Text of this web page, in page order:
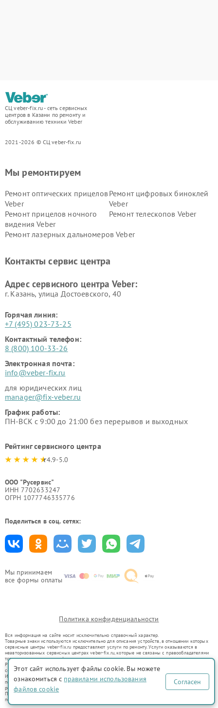
СЦ veber-fix.ru - сеть сервисных
центров в Казани по ремонту и
обслуживанию техники Veber
2021-2026 © СЦ veber-fix.ru
Мы принимаем
все формы оплаты
Мы ремонтируем
Ремонт оптических прицелов
Veber
Ремонт цифровых биноклей
Veber
Ремонт прицелов ночного
видения Veber
Ремонт телескопов Veber
Ремонт лазерных дальномеров Veber
Контакты сервис центра
Адрес сервисного центра Veber:
г. Казань, улица Достоевского, 40
Горячая линия:
+7 (495) 023-73-25
Контактный телефон:
8 (800) 100-33-26
Электронная почта:
info@veber-fix.ru
для юридических лиц
manager@fix-veber.ru
График работы:
ПН-ВСК с 9:00 до 21:00 без перерывов и выходных
Рейтинг сервисного центра
4.9-5.0
ООО "Русервис"
ИНН 7702633247
ОГРН 1077746335776
Поделиться в соц. сетях:
Политика конфиденциальности
Вся информация на сайте носит исключительно справочный характер.
Товарные знаки используются исключительно для описания устройств, в отношении которых
сервисные центры veber-fix.ru предоставляют услуги по ремонту. Услуги оказываются в
неавторизованных сервисных центрах veber-fix.ru, которые не связаны с правообладателями
товарных знаков или их официальными представителями.
Ремонт осуществляется для устройств, уже введенных в гражданский оборот в соответствии
со статьей 1487 ГК РФ.
Использование товарных знаков не преследует цели индивидуализации услуг или введения
потребителей в заблуждение, а служит для информирования о предоставляемых услугах по
ремонту техники указанных брендов.
Представленная на сайте информация не является публичной офертой, определяемой
положениями Статьи 437(2) Гражданского кодекса РФ
Этот сайт использует файлы cookie. Вы можете
ознакомиться с правилами использования
файлов cookie
Согласен